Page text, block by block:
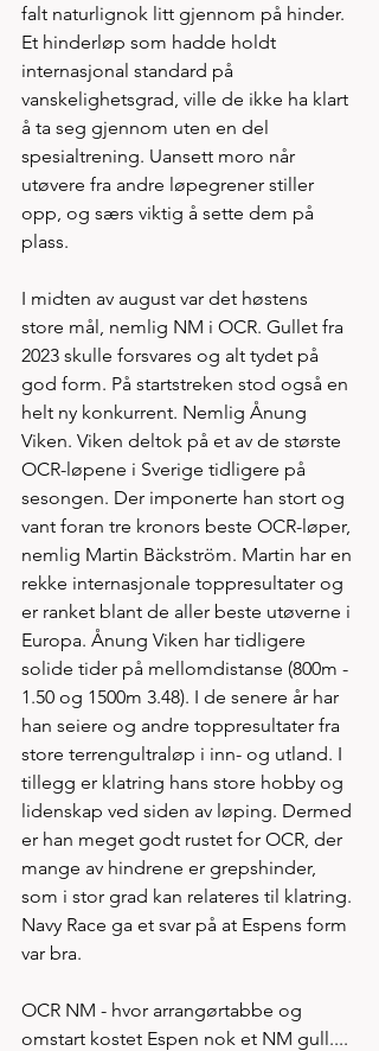
falt naturlignok litt gjennom på hinder.
Et hinderløp som hadde holdt
internasjonal standard på
vanskelighetsgrad, ville de ikke ha klart
å ta seg gjennom uten en del
spesialtrening. Uansett moro når
utøvere fra andre løpegrener stiller
opp, og særs viktig å sette dem på
plass.
I midten av august var det høstens
store mål, nemlig NM i OCR. Gullet fra
2023 skulle forsvares og alt tydet på
god form. På startstreken stod også en
helt ny konkurrent. Nemlig Ånung
Viken. Viken deltok på et av de største
OCR-løpene i Sverige tidligere på
sesongen. Der imponerte han stort og
vant foran tre kronors beste OCR-løper,
nemlig Martin Bäckström. Martin har en
rekke internasjonale toppresultater og
er ranket blant de aller beste utøverne i
Europa. Ånung Viken har tidligere
solide tider på mellomdistanse (800m -
1.50 og 1500m 3.48). I de senere år har
han seiere og andre toppresultater fra
store terrengultraløp i inn- og utland. I
tillegg er klatring hans store hobby og
lidenskap ved siden av løping. Dermed
er han meget godt rustet for OCR, der
mange av hindrene er grepshinder,
som i stor grad kan relateres til klatring.
Navy Race ga et svar på at Espens form
var bra.
OCR NM - hvor arrangørtabbe og
omstart kostet Espen nok et NM gull....